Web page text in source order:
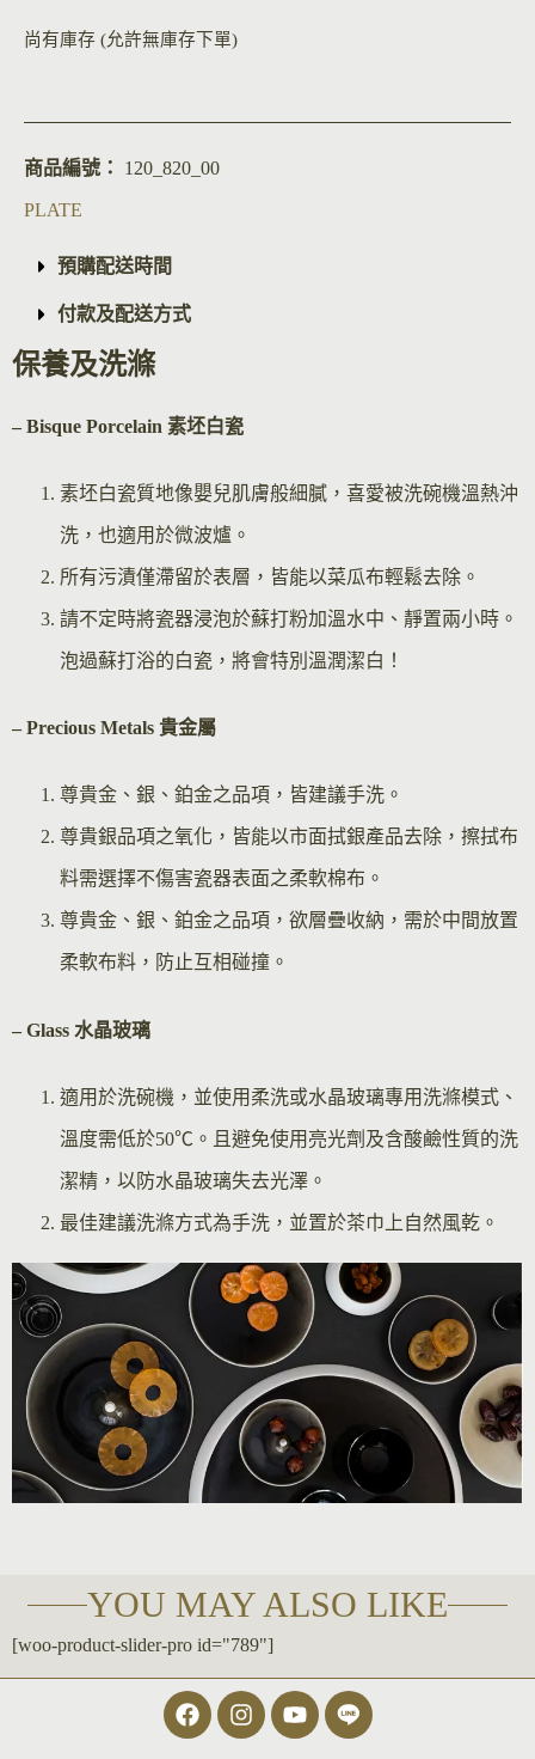
尚有庫存 (允許無庫存下單)
商品編號： 120_820_00
PLATE
預購配送時間
付款及配送方式
保養及洗滌
– Bisque Porcelain 素坯白瓷
素坯白瓷質地像嬰兒肌膚般細膩，喜愛被洗碗機溫熱沖
洗，也適用於微波爐。
所有污漬僅滯留於表層，皆能以菜瓜布輕鬆去除。
請不定時將瓷器浸泡於蘇打粉加溫水中、靜置兩小時。
泡過蘇打浴的白瓷，將會特別溫潤潔白！
– Precious Metals 貴金屬
尊貴金、銀、鉑金之品項，皆建議手洗。
尊貴銀品項之氧化，皆能以市面拭銀產品去除，擦拭布
料需選擇不傷害瓷器表面之柔軟棉布。
尊貴金、銀、鉑金之品項，欲層疊收納，需於中間放置
柔軟布料，防止互相碰撞。
– Glass 水晶玻璃
適用於洗碗機，並使用柔洗或水晶玻璃專用洗滌模式、
溫度需低於50℃。且避免使用亮光劑及含酸鹼性質的洗
潔精，以防水晶玻璃失去光澤。
最佳建議洗滌方式為手洗，並置於茶巾上自然風乾。
YOU MAY ALSO LIKE
[woo-product-slider-pro id="789"]